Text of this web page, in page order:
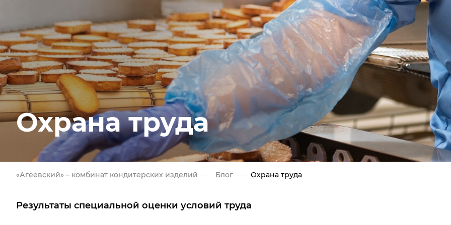
Охрана труда
«Агеевский» – комбинат кондитерских изделий Блог Охрана труда
Результаты специальной оценки условий труда